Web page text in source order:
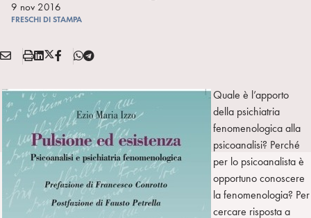
9 nov 2016
FRESCHI DI STAMPA
Condividi:
E
A
S
a
m
a
L
n
k
e
d
i
X
T
w
i
t
t
r
F
T
l
g
r
a
m
Quale è l’apporto
della psichiatria
fenomenologica alla
psicoanalisi? Perché
per lo psicoanalista è
opportuno conoscere
la fenomenologia? Per
cercare risposta a